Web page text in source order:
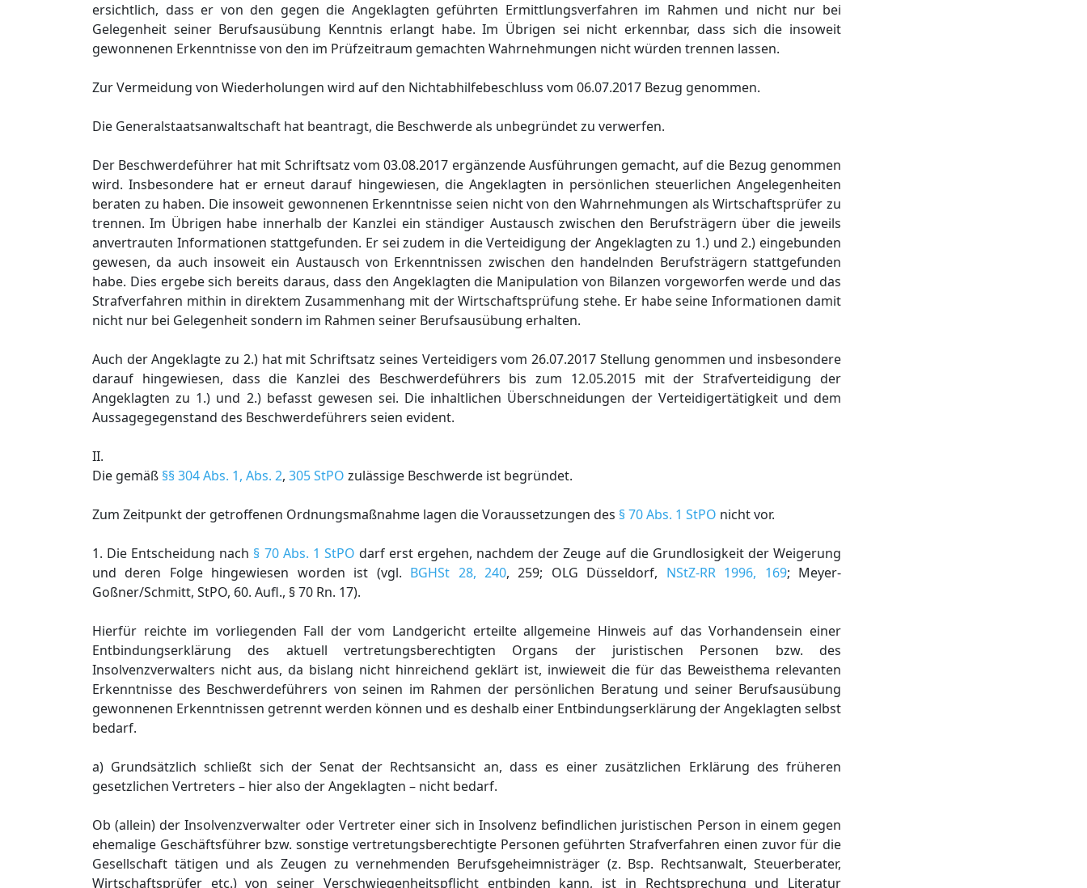
ersichtlich, dass er von den gegen die Angeklagten geführten Ermittlungsverfahren im Rahmen und nicht nur bei
Gelegenheit seiner Berufsausübung Kenntnis erlangt habe. Im Übrigen sei nicht erkennbar, dass sich die insoweit
gewonnenen Erkenntnisse von den im Prüfzeitraum gemachten Wahrnehmungen nicht würden trennen lassen.
Zur Vermeidung von Wiederholungen wird auf den Nichtabhilfebeschluss vom 06.07.2017 Bezug genommen.
Die Generalstaatsanwaltschaft hat beantragt, die Beschwerde als unbegründet zu verwerfen.
Der Beschwerdeführer hat mit Schriftsatz vom 03.08.2017 ergänzende Ausführungen gemacht, auf die Bezug genommen
wird. Insbesondere hat er erneut darauf hingewiesen, die Angeklagten in persönlichen steuerlichen Angelegenheiten
beraten zu haben. Die insoweit gewonnenen Erkenntnisse seien nicht von den Wahrnehmungen als Wirtschaftsprüfer zu
trennen. Im Übrigen habe innerhalb der Kanzlei ein ständiger Austausch zwischen den Berufsträgern über die jeweils
anvertrauten Informationen stattgefunden. Er sei zudem in die Verteidigung der Angeklagten zu 1.) und 2.) eingebunden
gewesen, da auch insoweit ein Austausch von Erkenntnissen zwischen den handelnden Berufsträgern stattgefunden
habe. Dies ergebe sich bereits daraus, dass den Angeklagten die Manipulation von Bilanzen vorgeworfen werde und das
Strafverfahren mithin in direktem Zusammenhang mit der Wirtschaftsprüfung stehe. Er habe seine Informationen damit
nicht nur bei Gelegenheit sondern im Rahmen seiner Berufsausübung erhalten.
Auch der Angeklagte zu 2.) hat mit Schriftsatz seines Verteidigers vom 26.07.2017 Stellung genommen und insbesondere
darauf hingewiesen, dass die Kanzlei des Beschwerdeführers bis zum 12.05.2015 mit der Strafverteidigung der
Angeklagten zu 1.) und 2.) befasst gewesen sei. Die inhaltlichen Überschneidungen der Verteidigertätigkeit und dem
Aussagegegenstand des Beschwerdeführers seien evident.
II.
Die gemäß §§ 304 Abs. 1, Abs. 2, 305 StPO zulässige Beschwerde ist begründet.
Zum Zeitpunkt der getroffenen Ordnungsmaßnahme lagen die Voraussetzungen des § 70 Abs. 1 StPO nicht vor.
1. Die Entscheidung nach § 70 Abs. 1 StPO darf erst ergehen, nachdem der Zeuge auf die Grundlosigkeit der Weigerung
und deren Folge hingewiesen worden ist (vgl. BGHSt 28, 240, 259; OLG Düsseldorf, NStZ-RR 1996, 169; Meyer-
Goßner/Schmitt, StPO, 60. Aufl., § 70 Rn. 17).
Hierfür reichte im vorliegenden Fall der vom Landgericht erteilte allgemeine Hinweis auf das Vorhandensein einer
Entbindungserklärung des aktuell vertretungsberechtigten Organs der juristischen Personen bzw. des
Insolvenzverwalters nicht aus, da bislang nicht hinreichend geklärt ist, inwieweit die für das Beweisthema relevanten
Erkenntnisse des Beschwerdeführers von seinen im Rahmen der persönlichen Beratung und seiner Berufsausübung
gewonnenen Erkenntnissen getrennt werden können und es deshalb einer Entbindungserklärung der Angeklagten selbst
bedarf.
a) Grundsätzlich schließt sich der Senat der Rechtsansicht an, dass es einer zusätzlichen Erklärung des früheren
gesetzlichen Vertreters – hier also der Angeklagten – nicht bedarf.
Ob (allein) der Insolvenzverwalter oder Vertreter einer sich in Insolvenz befindlichen juristischen Person in einem gegen
ehemalige Geschäftsführer bzw. sonstige vertretungsberechtigte Personen geführten Strafverfahren einen zuvor für die
Gesellschaft tätigen und als Zeugen zu vernehmenden Berufsgeheimnisträger (z. Bsp. Rechtsanwalt, Steuerberater,
Wirtschaftsprüfer etc.) von seiner Verschwiegenheitspflicht entbinden kann, ist in Rechtsprechung und Literatur